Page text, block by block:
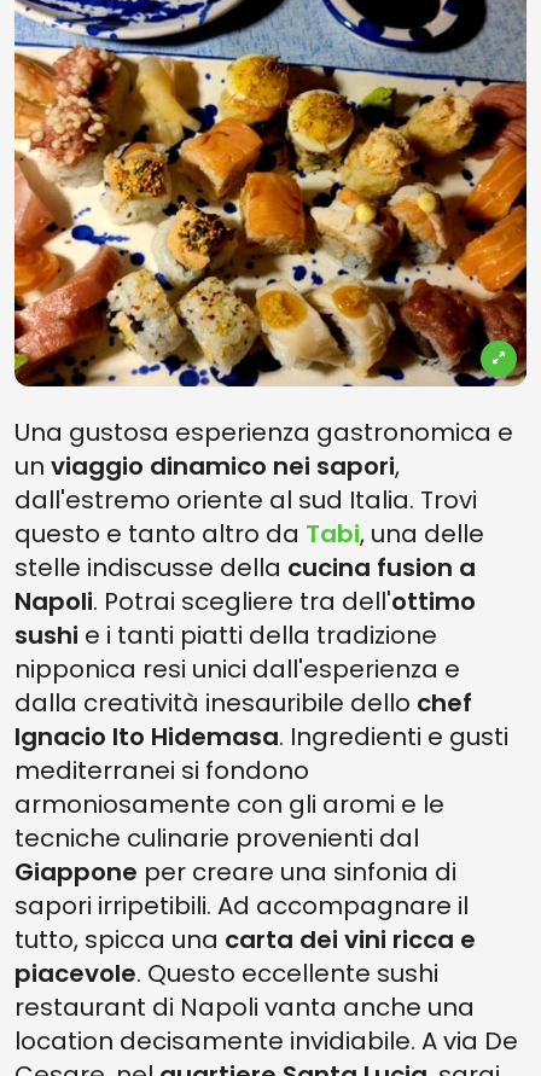
Una gustosa esperienza gastronomica e
un viaggio dinamico nei sapori,
dall'estremo oriente al sud Italia. Trovi
questo e tanto altro da Tabi, una delle
stelle indiscusse della cucina fusion a
Napoli. Potrai scegliere tra dell'ottimo
sushi e i tanti piatti della tradizione
nipponica resi unici dall'esperienza e
dalla creatività inesauribile dello chef
Ignacio Ito Hidemasa. Ingredienti e gusti
mediterranei si fondono
armoniosamente con gli aromi e le
tecniche culinarie provenienti dal
Giappone per creare una sinfonia di
sapori irripetibili. Ad accompagnare il
tutto, spicca una carta dei vini ricca e
piacevole. Questo eccellente sushi
restaurant di Napoli vanta anche una
location decisamente invidiabile. A via De